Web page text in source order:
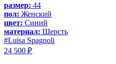
размер: 44
пол: Женский
цвет: Синий
материал: Шерсть
#Luisa Spagnoli
24 500 ₽